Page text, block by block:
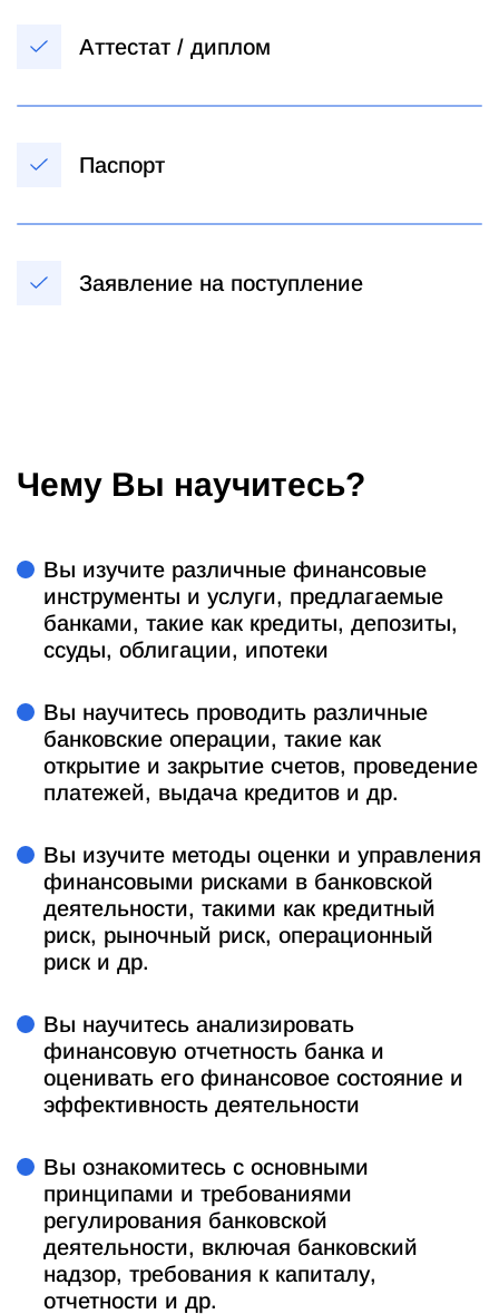
Аттестат / диплом
Паспорт
Заявление на поступление
Чему Вы научитесь?
Вы изучите различные финансовые
инструменты и услуги, предлагаемые
банками, такие как кредиты, депозиты,
ссуды, облигации, ипотеки
Вы научитесь проводить различные
банковские операции, такие как
открытие и закрытие счетов, проведение
платежей, выдача кредитов и др.
Вы изучите методы оценки и управления
финансовыми рисками в банковской
деятельности, такими как кредитный
риск, рыночный риск, операционный
риск и др.
Вы научитесь анализировать
финансовую отчетность банка и
оценивать его финансовое состояние и
эффективность деятельности
Вы ознакомитесь с основными
принципами и требованиями
регулирования банковской
деятельности, включая банковский
надзор, требования к капиталу,
отчетности и др.